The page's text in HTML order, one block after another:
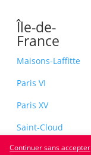
Île-de-
France
Maisons-Laffitte
Paris VI
Paris XV
Saint-Cloud
Sceaux
Continuer sans accepter